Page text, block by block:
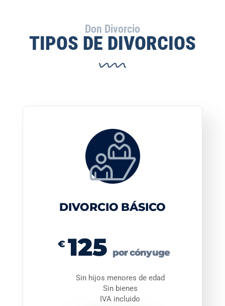
Don Divorcio
TIPOS DE DIVORCIOS
DIVORCIO BÁSICO
€ 125 por cónyuge
Sin hijos menores de edad
Sin bienes
IVA incluido